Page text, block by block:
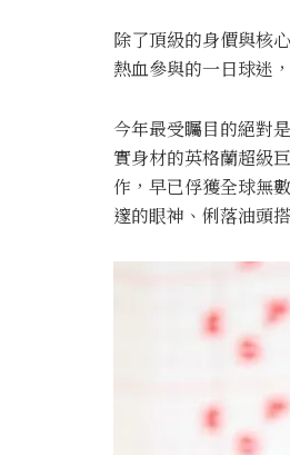
除了頂級的身價與核
熱血參與的一日球迷
今年最受矚目的絕對
實身材的英格蘭超級
作，早已俘獲全球無
邃的眼神、俐落油頭